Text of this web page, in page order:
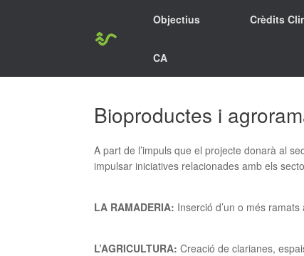
Objectius Crèdits
CA
Bioproductes i
A part de l’impuls que el projecte donarà al
impulsar iniciatives relacionades amb els
LA RAMADERIA: Inserció d’un o més
L’AGRICULTURA: Creació de clarianes,